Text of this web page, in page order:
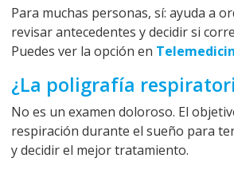
Para muchas personas, sí: ayuda a
revisar antecedentes y decidir si
Puedes ver la opción en
¿La poligrafía
No es un examen doloroso. El
respiración durante el sueño para
y decidir el mejor tratamiento.